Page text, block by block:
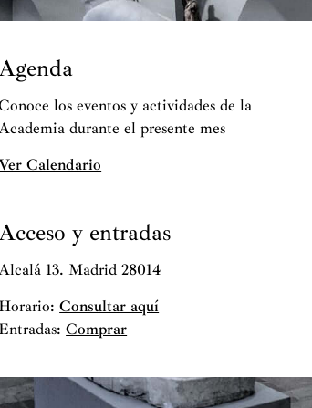
los eventos y actividades de la
durante el presente mes
Calendario
y entradas
13. Madrid 28014
Consultar aquí
Comprar